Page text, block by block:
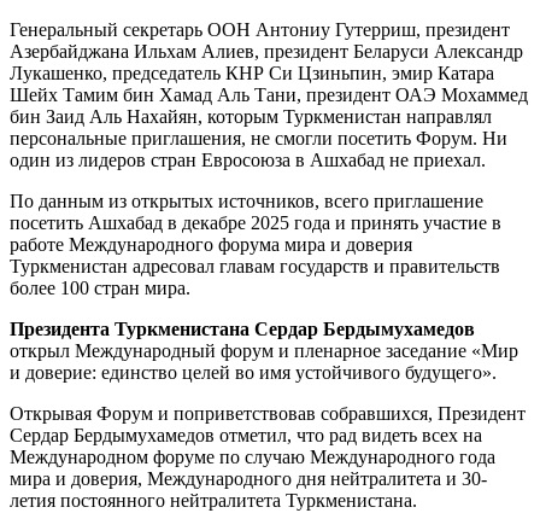
Генеральный секретарь ООН Антониу Гутерриш, президент
Азербайджана Ильхам Алиев, президент Беларуси Александр
Лукашенко, председатель КНР Си Цзиньпин, эмир Катара
Шейх Тамим бин Хамад Аль Тани, президент ОАЭ Мохаммед
бин Заид Аль Нахайян, которым Туркменистан направлял
персональные приглашения, не смогли посетить Форум. Ни
один из лидеров стран Евросоюза в Ашхабад не приехал.
По данным из открытых источников, всего приглашение
посетить Ашхабад в декабре 2025 года и принять участие в
работе Международного форума мира и доверия
Туркменистан адресовал главам государств и правительств
более 100 стран мира.
Президента Туркменистана Сердар Бердымухамедов
открыл Международный форум и пленарное заседание «Мир
и доверие: единство целей во имя устойчивого будущего».
Открывая Форум и поприветствовав собравшихся, Президент
Сердар Бердымухамедов отметил, что рад видеть всех на
Международном форуме по случаю Международного года
мира и доверия, Международного дня нейтралитета и 30-
летия постоянного нейтралитета Туркменистана.